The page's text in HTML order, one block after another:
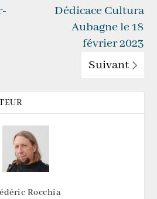
Dédicace Cultura
Aubagne le 18
février 2023
Suivant
Rocchia